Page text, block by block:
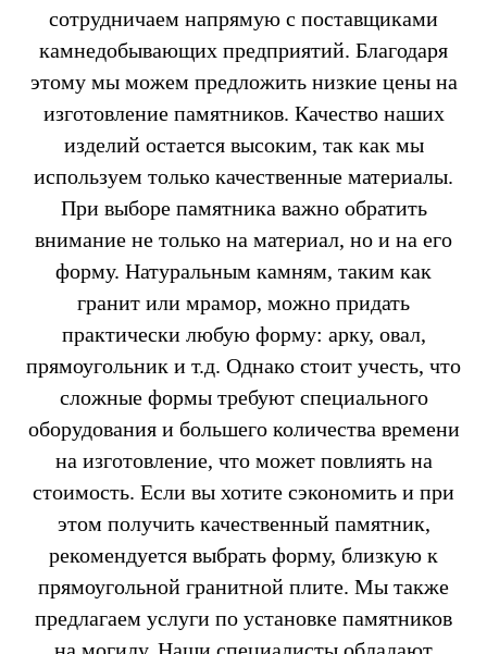
сотрудничаем напрямую с поставщиками
камнедобывающих предприятий. Благодаря
этому мы можем предложить низкие цены на
изготовление памятников. Качество наших
изделий остается высоким, так как мы
используем только качественные материалы.
При выборе памятника важно обратить
внимание не только на материал, но и на его
форму. Натуральным камням, таким как
гранит или мрамор, можно придать
практически любую форму: арку, овал,
прямоугольник и т.д. Однако стоит учесть, что
сложные формы требуют специального
оборудования и большего количества времени
на изготовление, что может повлиять на
стоимость. Если вы хотите сэкономить и при
этом получить качественный памятник,
рекомендуется выбрать форму, близкую к
прямоугольной гранитной плите. Мы также
предлагаем услуги по установке памятников
на могилу. Наши специалисты обладают